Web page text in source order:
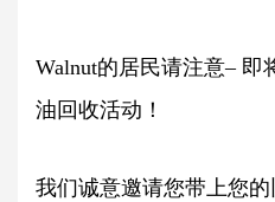
Walnut的居民请注意– 即
油回收活动！
我们诚意邀请您带上您